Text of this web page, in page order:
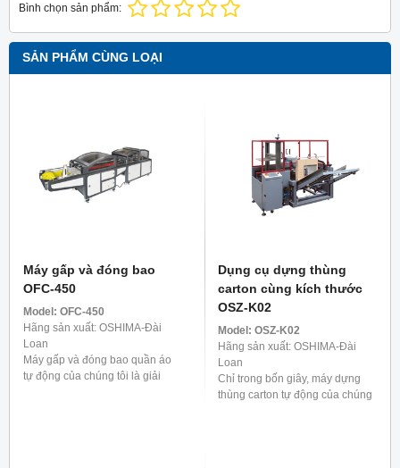
Bình chọn sản phẩm:
SẢN PHẨM CÙNG LOẠI
Máy gấp và đóng bao
OFC-450
Model: OFC-450
Hãng sản xuất: OSHIMA-Đài
Loan
Máy gấp và đóng bao quần áo
tự động của chúng tôi là giải
Dụng cụ dựng thùng
carton cùng kích thước
OSZ-K02
Model: OSZ-K02
Hãng sản xuất: OSHIMA-Đài
Loan
Chỉ trong bốn giây, máy dựng
thùng carton tự động của chúng